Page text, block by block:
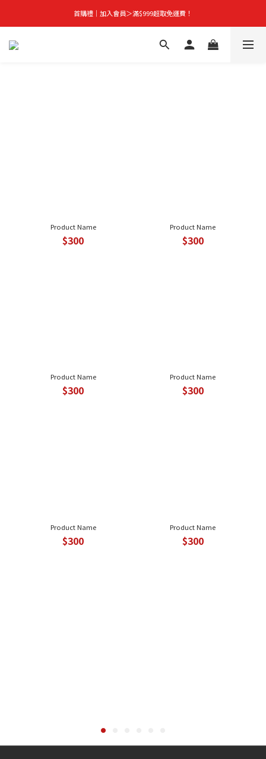
首購禮｜加入會員＞滿$999超取免運費！
首購禮｜加入會員＞滿$999超取免運費！
季末秒殺｜下殺 5 折起，任選 2 件再享 9 折！
Product Name
$300
Product Name
$300
Product Name
$300
Product Name
$300
Product Name
$300
Product Name
$300